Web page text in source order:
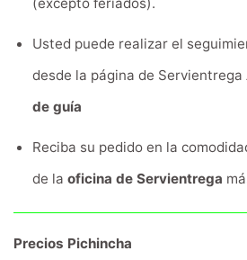
(excepto feriados).
Usted puede realizar el
desde la página de Servientrega
de guía
Reciba su pedido en la
de la oficina de Servientrega
Precios Pichincha